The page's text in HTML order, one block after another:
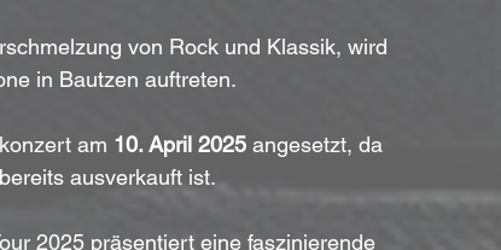
von Rock und Klassik, wird
in Bautzen auftreten.
am 10. April 2025 angesetzt, da
bereits ausverkauft ist.
2025 präsentiert eine faszinierende